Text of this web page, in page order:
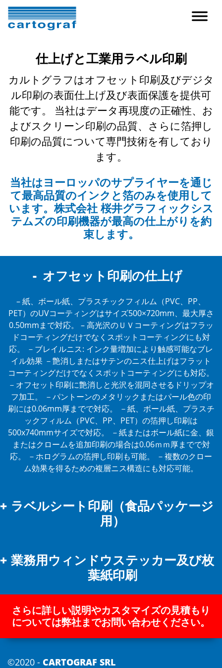
仕上げと工業用ラベル印刷
カルトグラフはオフセット印刷及びデジタ
ル印刷の表面仕上げ及び表面保護を提供可
能です。
当社はデータ再現度の正確性、お
よびスクリーン印刷の品質、さらに箔押し
印刷の品質について専門技術を有しており
ます。
当社はヨーロッパのサプライヤーを通じ
て最高品質のインクと箔のみを使用して
います。株式会社 桜井グラフィックシス
テムズの印刷機器が最高の仕上がりを約
束します。
オフセット印刷の仕上げ
– 紙、ボール紙、プラスチックフィルム（PVC、PP、
PET）のUVコーティングはサイズ500×720mm、最大厚さ
0.50mmまで対応。
– 高光沢のＵＶコーティングはフラッ
ドコーティングだけでなくスポットコーティングにも対
応。
－ブレイルニス: インク量増加により触感可能なブレ
イル効果 －艶消しまたはサテンのニス仕上げはフラット
コーティングだけでなくスポットコーティングにも対応。
－オフセット印刷に艶消しと光沢を混同させるドリップオ
フ加工。
－パントーンのメタリックまたはパール色の印
刷には0.06mm厚までで対応。
－紙、ボール紙、プラスチ
ックフィルム（PVC、PP、PET）の箔押し印刷は
500x740mmサイズで対応。
－紙またはボール紙に金、銀
またはクロームを追加印刷の場合は0.06ｍｍ厚までで対
応。
－ホログラムの箔押し印刷も可能。
－複数のクロー
ム効果を得るための複層ニス構造にも対応可能。
ラベルシート印刷（食品パッケージ
用）
Ｐ）に色移り防止インクで印刷。食品、化粧品、飲料のパ
ッケージであらかじめポリエチレン（ＰＥ）またはポリプ
ロピレン（ＰＰ）により保護されているものに限ります。
注意：ラベルは飲食物に直接貼付できません。色移りは１
００％起きないわけではありません。厳選された材料の
組み合わせで作られています：使用される材料はすべて
「スイス連邦EDIのRS 817.023.21消費財関連条例」に記載
されています。
「EuPIA協会の色移り耐性インク及びワニス用の基準リス
業務用ウィンドウステッカー及び枚
葉紙印刷
で柔軟性に優れたポリプロピレンとポリ塩化ビニールの複
合粘着シートを使用、ダイカット加工で高強度と高耐光性
があります。これによりヨーロッパの平均的な気候にて
ル印刷は高耐薬品性があり透明のラッカー塗料で印刷され
さらに詳しい説明やカスタマイズの見積もり
については弊社までお問い合わせください。
©2020 - CARTOGRAF SRL